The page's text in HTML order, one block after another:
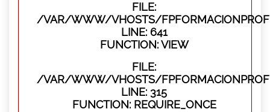
FILE:
/VAR/WWW/VHOSTS/
LINE: 641
FUNCTION: VIEW
FILE:
/VAR/WWW/VHOSTS/
LINE: 315
FUNCTION: REQUIRE_ONCE